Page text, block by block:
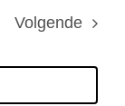
Volgende